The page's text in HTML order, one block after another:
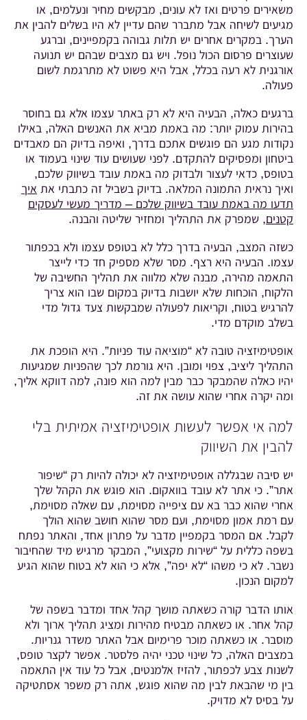
משאירים פרטים ואז לא עונים, מבקשים מחיר ונעלמים, או
מגיעים לשיחה אבל מתברר שהם עדיין לא היו בשלים להבין את
הערך. במקרים אחרים יש תלות גבוהה בקמפיינים, וברגע
שעוצרים פרסום הכול נופל. ויש גם מצבים שבהם יש תנועה
אורגנית לא רעה בכלל, אבל היא פשוט לא מתרגמת לשום
פעולה.
ברגעים כאלה, הבעיה היא לא רק באתר עצמו אלא גם בחוסר
בהירות עמוק יותר: מה באמת מביא את האנשים האלה, באילו
נקודות מגע הם פוגשים אתכם בדרך, ואיפה בדיוק הם מאבדים
ביטחון ומפסיקים להתקדם. לפני שעושים עוד שינוי בעמוד או
בטופס, כדאי לעצור ולבדוק מה באמת עובד בשיווק שלכם,
ואיך נראית התמונה המלאה. בדיוק בשביל זה כתבתי את איך
תדעו מה באמת עובד בשיווק שלכם – מדריך מעשי לעסקים
קטנים, שמפרק את התהליך ומחזיר שליטה והבנה.
כשזה המצב, הבעיה בדרך כלל לא בטופס עצמו ולא בכפתור
עצמו. הבעיה היא רצף. מסר שלא מספיק חד כדי לייצר
התאמה מהירה, מבנה שלא מלווה את תהליך החשיבה של
הלקוח, הוכחות שלא יושבות בדיוק במקום שבו הוא צריך
להרגיש בטוח, וקריאות לפעולה שמבקשות צעד גדול מדי
בשלב מוקדם מדי.
אופטימיזציה טובה לא “מוציאה עוד פניות”. היא הופכת את
התהליך ליציב, צפוי ומובן. היא גורמת לכך שהפניות שמגיעות
יהיו כאלה שהמבקר כבר מבין למה הוא פונה, למה דווקא אליך,
ומה יקרה אחרי שהוא עושה את זה.
למה אי אפשר לעשות אופטימיזציה אמיתית בלי
להבין את השיווק
יש סיבה שבגללה אופטימיזציה לא יכולה להיות רק “שיפור
אתר”. כי אתר לא עובד בוואקום. הוא פוגש את הקהל שלך
אחרי שהוא כבר בא עם ציפייה מסוימת, עם שאלה מסוימת,
עם רמת אמון מסוימת, ועם מסר שהוא חושב שהוא הולך
לקבל. אם המסר בקמפיין מדבר על פתרון אחד, והאתר נפתח
בשפה כללית על “שירות מקצועי”, המבקר מרגיש מיד שהחיבור
נשבר. לא כי משהו “לא יפה”, אלא כי הוא לא בטוח שהוא הגיע
למקום הנכון.
אותו הדבר קורה כשאתה מושך קהל אחד ומדבר בשפה של
קהל אחר. או כשאתה מבטיח מהירות ומציג תהליך ארוך ולא
מוסבר. או כשאתה מוכר פרימיום אבל האתר משדר גנריות.
במצבים האלה, כל שינוי טכני יהיה פלסטר. אפשר לקצר טופס,
לשנות צבע לכפתור, להזיז אלמנטים, אבל כל עוד אין התאמה
בין מי שהבאת לבין מה שהוא פוגש, אתה רק משפר אסתטיקה
על בסיס לא מדויק.